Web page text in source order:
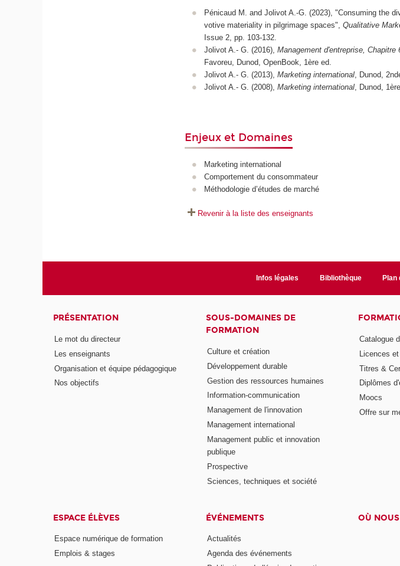
Pénicaud M. and Jolivot A.-G. (2023), "Consuming the
votive materiality in pilgrimage spaces", Qualitative
Issue 2, pp. 103-132.
Jolivot A.- G. (2016), Management d'entreprise, Chapitre
Favoreu, Dunod, OpenBook, 1ère ed.
Jolivot A.- G. (2013), Marketing international, Dunod,
Jolivot A.- G. (2008), Marketing international, Dunod,
Enjeux et Domaines
Marketing international
Comportement du consommateur
Méthodologie d’études de marché
Revenir à la liste des enseignants
Infos légales Bibliothèque Plan
PRÉSENTATION
Le mot du directeur
Les enseignants
Organisation et équipe pédagogique
Nos objectifs
SOUS-DOMAINES DE
FORMATION
Culture et création
Développement durable
Gestion des ressources humaines
Information-communication
Management de l'innovation
Management international
Management public et innovation
publique
Prospective
Sciences, techniques et société
Catalogue
Licences
Titres &
Diplômes
Moocs
Offre sur
ESPACE ÉLÈVES
Espace numérique de formation
Emplois & stages
ÉVÉNEMENTS
Actualités
Agenda des événements
OÙ